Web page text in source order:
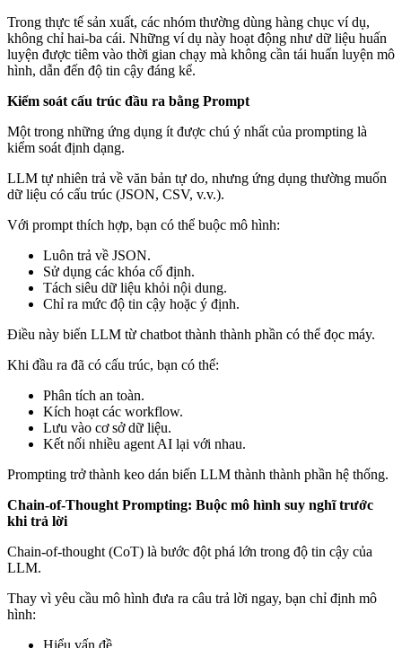
Trong thực tế sản xuất, các nhóm thường dùng hàng chục ví dụ,
không chỉ hai‑ba cái. Những ví dụ này hoạt động như dữ liệu huấn
luyện được tiêm vào thời gian chạy mà không cần tái huấn luyện mô
hình, dẫn đến độ tin cậy đáng kể.
Kiểm soát cấu trúc đầu ra bằng Prompt
Một trong những ứng dụng ít được chú ý nhất của prompting là
kiểm soát định dạng.
LLM tự nhiên trả về văn bản tự do, nhưng ứng dụng thường muốn
dữ liệu có cấu trúc (JSON, CSV, v.v.).
Với prompt thích hợp, bạn có thể buộc mô hình:
Luôn trả về JSON.
Sử dụng các khóa cố định.
Tách siêu dữ liệu khỏi nội dung.
Chỉ ra mức độ tin cậy hoặc ý định.
Điều này biến LLM từ chatbot thành thành phần có thể đọc máy.
Khi đầu ra đã có cấu trúc, bạn có thể:
Phân tích an toàn.
Kích hoạt các workflow.
Lưu vào cơ sở dữ liệu.
Kết nối nhiều agent AI lại với nhau.
Prompting trở thành keo dán biến LLM thành thành phần hệ thống.
Chain-of-Thought Prompting: Buộc mô hình suy nghĩ trước
khi trả lời
Chain-of-thought (CoT) là bước đột phá lớn trong độ tin cậy của
LLM.
Thay vì yêu cầu mô hình đưa ra câu trả lời ngay, bạn chỉ định mô
hình:
Hiểu vấn đề.